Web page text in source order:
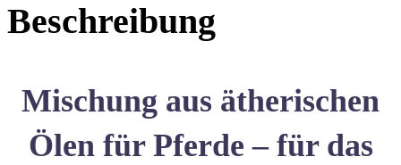
Beschreibung
Mischung aus ätherischen
Ölen für Pferde – für das